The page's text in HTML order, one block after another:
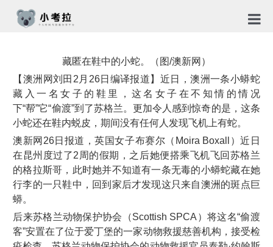
TG社
关于
免责
隐私
合作
藏匿在鞋中的小蛇。（图/澳新网）
【澳洲网刘田2月26日编译报道】近日，澳洲一条小蟒蛇
藏入一名女子的鞋里，这名女子在不知情的情况
下“帮”它“偷渡”到了苏格兰。更加令人感到惊奇的是，这条
小蛇还在鞋内蜕皮，期间没有任何人发现飞机上有蛇。
澳新网26日报道，英国女子布赛尔（Moira Boxall）近日
在昆州度过了2周的假期，之后她便搭乘飞机飞回苏格兰
的格拉斯哥，此时她并不知道有一条无毒的小蟒蛇藏在她
行李的一只鞋中，回到家后才发现这只来自澳洲的斑点巨
蟒。
后来苏格兰动物保护协会（Scottish SPCA）将这名“偷渡
客”安置在了位于爱丁堡的一家动物救援慈善机构，接受检